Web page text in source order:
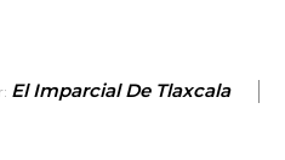
El Imparcial De Tlaxcala